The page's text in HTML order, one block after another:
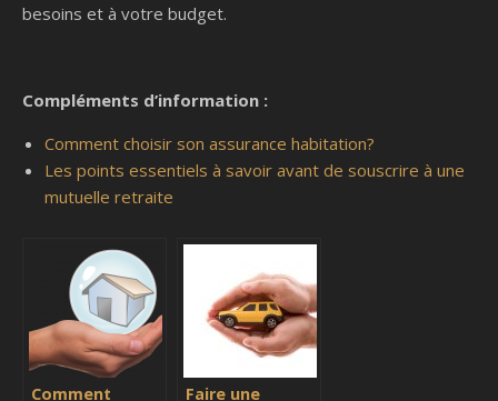
besoins et à votre budget.
Compléments d’information :
Comment choisir son assurance habitation?
Les points essentiels à savoir avant de souscrire à une
mutuelle retraite
Comment Faire une